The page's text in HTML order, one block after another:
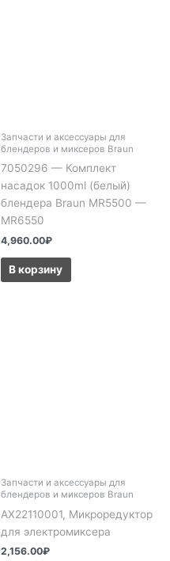
Запчасти и аксессуары для
блендеров и миксеров Braun
7050296 — Комплект
насадок 1000ml (белый)
блендера Braun MR5500 —
MR6550
4,960.00₽
В корзину
Запчасти и аксессуары для
блендеров и миксеров Braun
AX22110001, Микроредуктор
для электромиксера
2,156.00₽